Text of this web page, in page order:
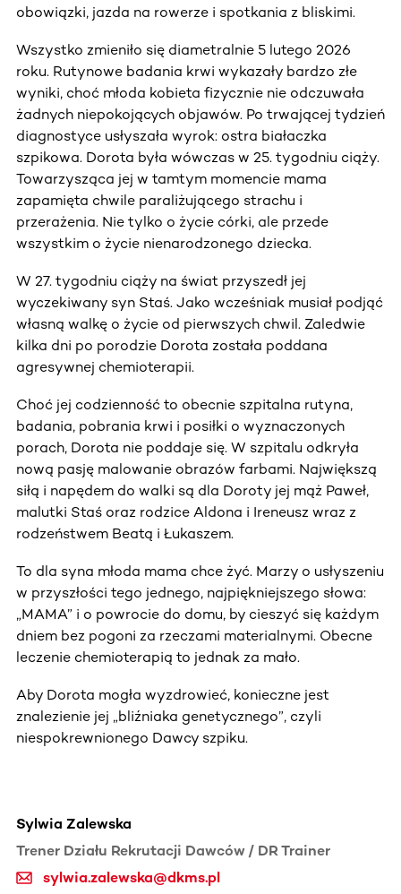
obowiązki, jazda na rowerze i spotkania z bliskimi.
Wszystko zmieniło się diametralnie 5 lutego 2026
roku. Rutynowe badania krwi wykazały bardzo złe
wyniki, choć młoda kobieta fizycznie nie odczuwała
żadnych niepokojących objawów. Po trwającej tydzień
diagnostyce usłyszała wyrok: ostra białaczka
szpikowa. Dorota była wówczas w 25. tygodniu ciąży.
Towarzysząca jej w tamtym momencie mama
zapamięta chwile paraliżującego strachu i
przerażenia. Nie tylko o życie córki, ale przede
wszystkim o życie nienarodzonego dziecka.
W 27. tygodniu ciąży na świat przyszedł jej
wyczekiwany syn Staś. Jako wcześniak musiał podjąć
własną walkę o życie od pierwszych chwil. Zaledwie
kilka dni po porodzie Dorota została poddana
agresywnej chemioterapii.
Choć jej codzienność to obecnie szpitalna rutyna,
badania, pobrania krwi i posiłki o wyznaczonych
porach, Dorota nie poddaje się. W szpitalu odkryła
nową pasję malowanie obrazów farbami. Największą
siłą i napędem do walki są dla Doroty jej mąż Paweł,
malutki Staś oraz rodzice Aldona i Ireneusz wraz z
rodzeństwem Beatą i Łukaszem.
To dla syna młoda mama chce żyć. Marzy o usłyszeniu
w przyszłości tego jednego, najpiękniejszego słowa:
„MAMA” i o powrocie do domu, by cieszyć się każdym
dniem bez pogoni za rzeczami materialnymi. Obecne
leczenie chemioterapią to jednak za mało.
Aby Dorota mogła wyzdrowieć, konieczne jest
znalezienie jej „bliźniaka genetycznego”, czyli
niespokrewnionego Dawcy szpiku.
Sylwia Zalewska
Trener Działu Rekrutacji Dawców / DR Trainer
sylwia.zalewska@dkms.pl